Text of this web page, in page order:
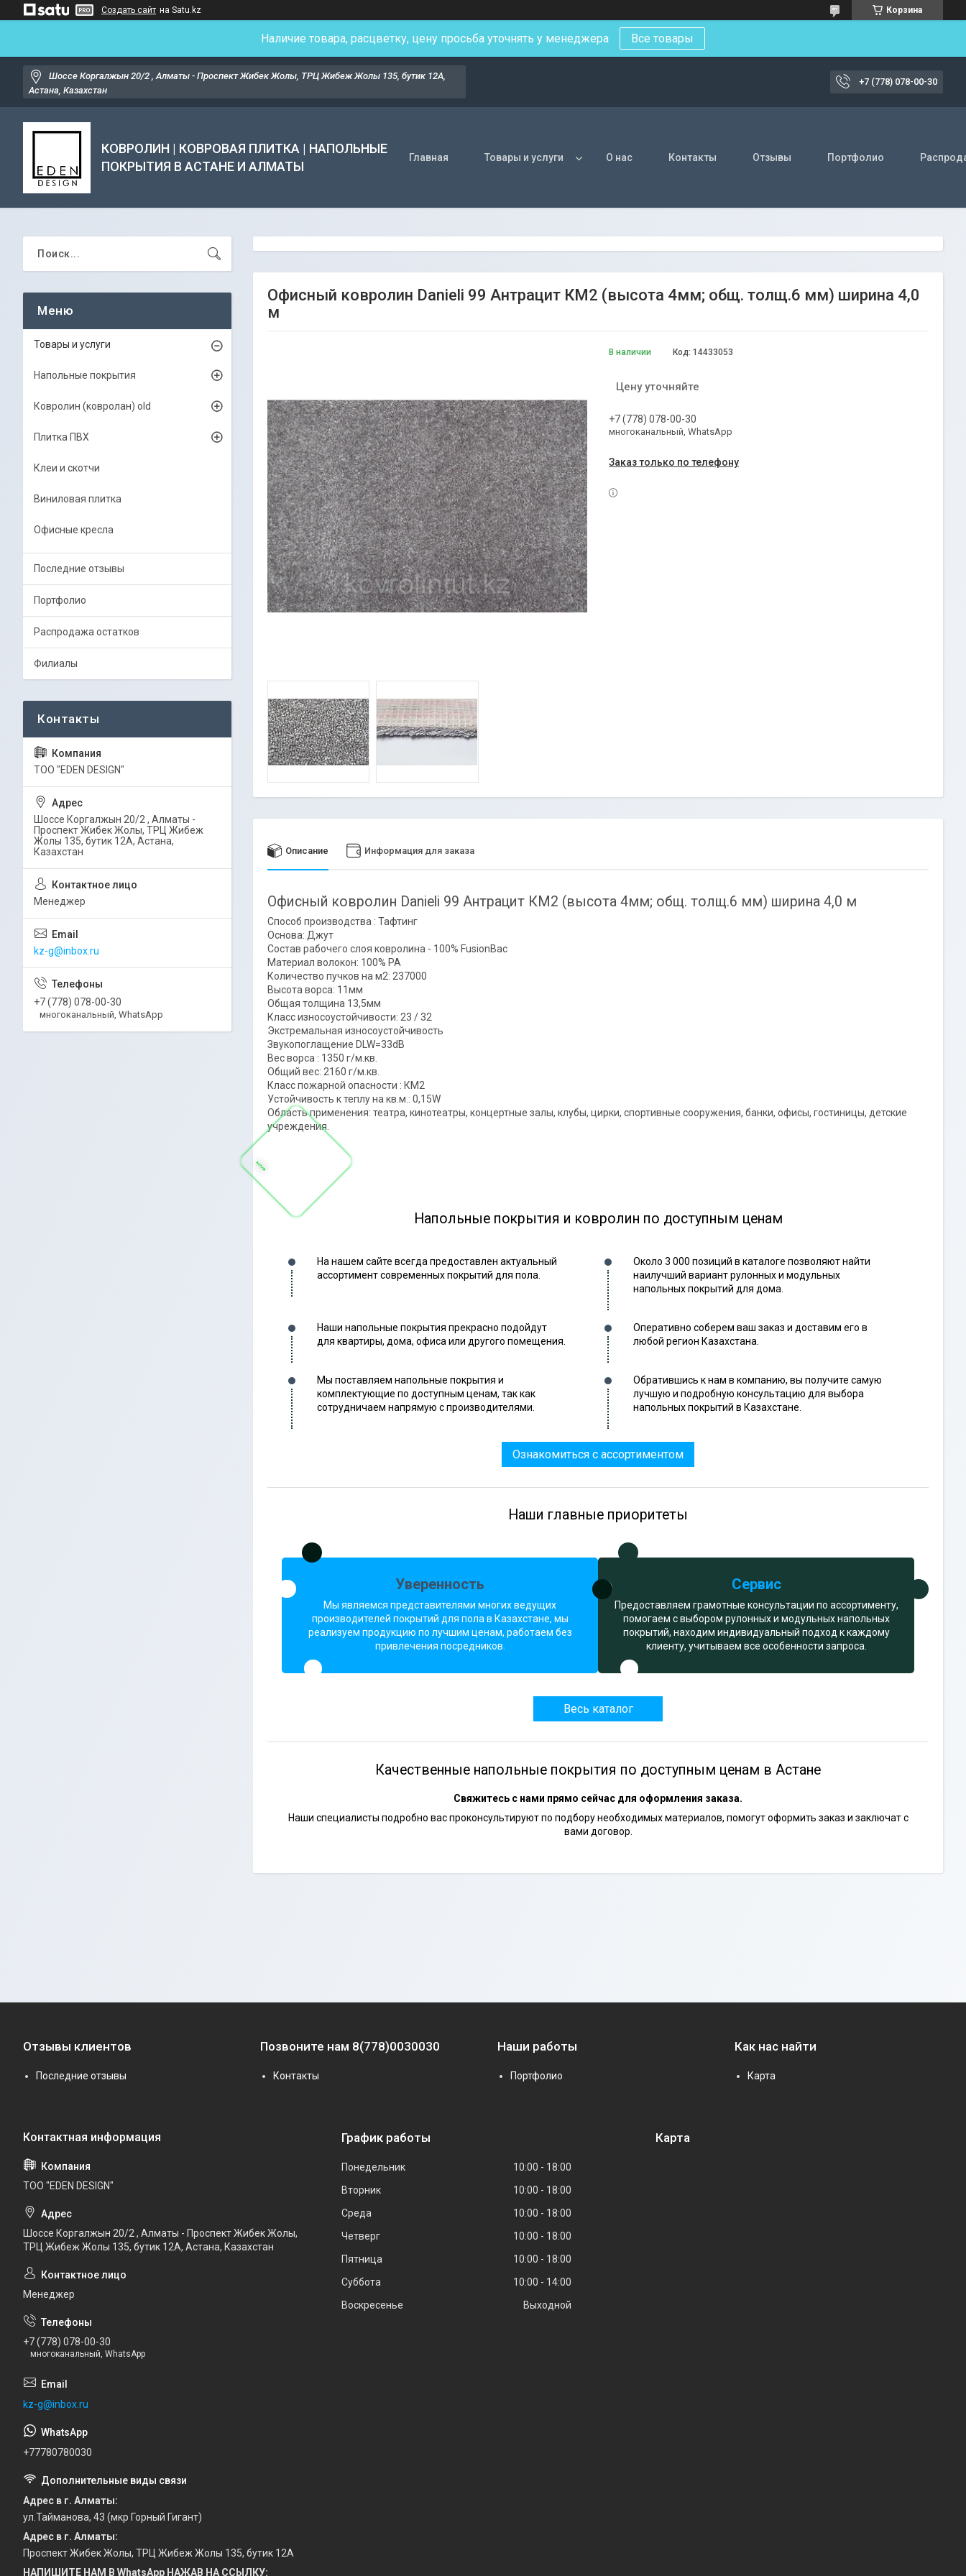
Создать сайт на Satu.kz Корзина
Наличие товара, расцветку, цену просьба уточнять у менеджера Все товары
Шоссе Коргалжын 20/2 , Алматы - Проспект Жибек Жолы, ТРЦ Жибеж Жолы 135, бутик 12А,
Астана, Казахстан
+7 (778) 078-00-30
КОВРОЛИН | КОВРОВАЯ ПЛИТКА | НАПОЛЬНЫЕ
ПОКРЫТИЯ В АСТАНЕ И АЛМАТЫ
Главная Товары и услуги О нас Контакты Отзывы Портфолио
Офисный ковролин Danieli 99 Антрацит КМ2 (высота 4мм; общ. толщ.6 мм) ширина 4,0
м
В наличии Код: 14433053
Цену уточняйте
+7 (778) 078-00-30
многоканальный, WhatsApp
Заказ только по телефону
Описание Информация для заказа
Офисный ковролин Danieli 99 Антрацит КМ2 (высота 4мм; общ. толщ.6 мм) ширина 4,0 м
Способ производства : Тафтинг
Основа: Джут
Состав рабочего слоя ковролина - 100% FusionBac
Материал волокон: 100% PA
Количество пучков на м2: 237000
Высота ворса: 11мм
Общая толщина 13,5мм
Класс износоустойчивости: 23 / 32
Экстремальная износоустойчивость
Звукопоглащение DLW=33dB
Вес ворса : 1350 г/м.кв.
Общий вес: 2160 г/м.кв.
Класс пожарной опасности : КМ2
Устойчивость к теплу на кв.м.: 0,15W
Область применения: театра, кинотеатры, концертные залы, клубы, цирки, спортивные сооружения, банки, офисы, гостиницы, детские
учреждения.
Напольные покрытия и ковролин по доступным ценам
На нашем сайте всегда предоставлен актуальный
ассортимент современных покрытий для пола.
Около 3 000 позиций в каталоге позволяют найти
наилучший вариант рулонных и модульных
напольных покрытий для дома.
Наши напольные покрытия прекрасно подойдут
для квартиры, дома, офиса или другого помещения.
Оперативно соберем ваш заказ и доставим его в
любой регион Казахстана.
Мы поставляем напольные покрытия и
комплектующие по доступным ценам, так как
сотрудничаем напрямую с производителями.
Обратившись к нам в компанию, вы получите самую
лучшую и подробную консультацию для выбора
напольных покрытий в Казахстане.
Ознакомиться с ассортиментом
Наши главные приоритеты
Уверенность
Мы являемся представителями многих ведущих
производителей покрытий для пола в Казахстане, мы
реализуем продукцию по лучшим ценам, работаем без
привлечения посредников.
Сервис
Предоставляем грамотные консультации по ассортименту,
помогаем с выбором рулонных и модульных напольных
покрытий, находим индивидуальный подход к каждому
клиенту, учитываем все особенности запроса.
Весь каталог
Качественные напольные покрытия по доступным ценам в Астане
Свяжитесь с нами прямо сейчас для оформления заказа.
Наши специалисты подробно вас проконсультируют по подбору необходимых материалов, помогут оформить заказ и заключат с
вами договор.
Товары и услуги
Напольные покрытия
Ковролин (ковролан) old
Плитка ПВХ
Клеи и скотчи
Виниловая плитка
Офисные кресла
Последние отзывы
Портфолио
Распродажа остатков
Филиалы
ТОО "EDEN DESIGN"
Шоссе Коргалжын 20/2 , Алматы -
Проспект Жибек Жолы, ТРЦ Жибеж
Жолы 135, бутик 12А, Астана,
Казахстан
Менеджер
kz-g@inbox.ru
+7 (778) 078-00-30
многоканальный, WhatsApp
Отзывы клиентов
Последние отзывы
Позвоните нам 8(778)0030030
Контакты
Наши работы
Портфолио
Как нас найти
Карта
ТОО "EDEN DESIGN"
Шоссе Коргалжын 20/2 , Алматы - Проспект Жибек Жолы,
ТРЦ Жибеж Жолы 135, бутик 12А, Астана, Казахстан
Менеджер
+7 (778) 078-00-30
многоканальный, WhatsApp
kz-g@inbox.ru
+77780780030
Адрес в г. Алматы
ул.Тайманова, 43 (мкр Горный Гигант)
Адрес в г. Алматы
Проспект Жибек Жолы, ТРЦ Жибеж Жолы 135, бутик 12А
НАПИШИТЕ НАМ В WhatsApp НАЖАВ НА ССЫЛКУ
График работы
Понедельник 10:00
18:00
Вторник
10:00
18:00
Среда
10:00
18:00
Четверг
10:00
18:00
Пятница
10:00
18:00
Суббота
10:00
14:00
Воскресенье
Выходной
Карта